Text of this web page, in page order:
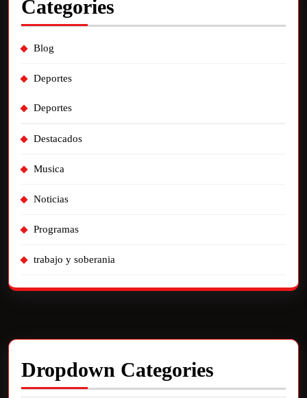
Categories
Blog
Deportes
Deportes
Destacados
Musica
Noticias
Programas
trabajo y soberania
Dropdown Categories